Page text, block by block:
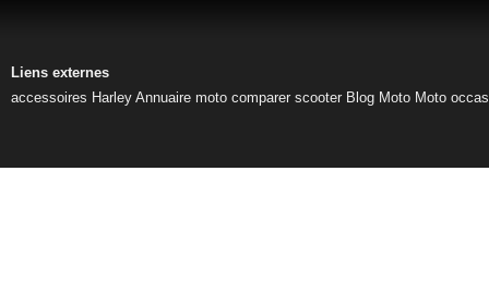
Liens externes
accessoires Harley Annuaire moto comparer scooter Blog Moto Moto